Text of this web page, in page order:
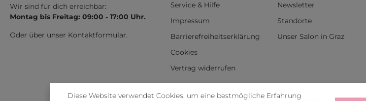
Wir sind für dich erreichbar:
Montag bis Freitag: 09:00 - 17:00 Uhr.
Oder über unser Kontaktformular.
Service & Hilfe
Impressum
Barrierefreiheitserklärung
Cookies
Vertrag widerrufen
Newsletter
Standorte
Unser Salon in Graz
Diese Website verwendet Cookies, um eine bestmögliche Erfahrung